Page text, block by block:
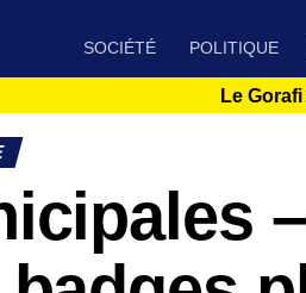
SOCIÉTÉ POLITIQUE
Le